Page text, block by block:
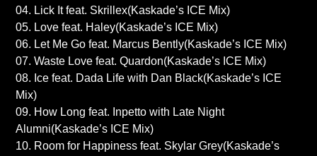
04. Lick It feat. Skrillex(Kaskade’s ICE Mix)
05. Love feat. Haley(Kaskade’s ICE Mix)
06. Let Me Go feat. Marcus Bently(Kaskade’s ICE Mix)
07. Waste Love feat. Quardon(Kaskade’s ICE Mix)
08. Ice feat. Dada Life with Dan Black(Kaskade’s ICE
Mix)
09. How Long feat. Inpetto with Late Night
Alumni(Kaskade’s ICE Mix)
10. Room for Happiness feat. Skylar Grey(Kaskade’s